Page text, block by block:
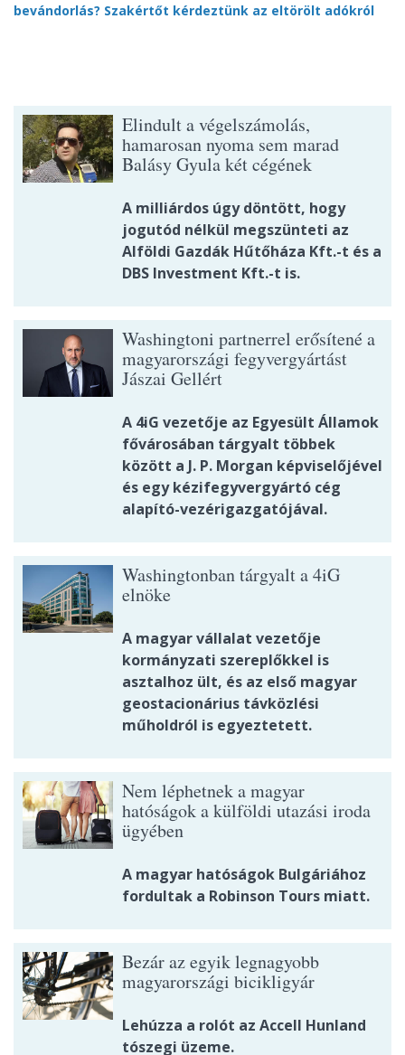
bevándorlás? Szakértőt kérdeztünk az eltörölt adókról
Elindult a végelszámolás,
hamarosan nyoma sem marad
Balásy Gyula két cégének
A milliárdos úgy döntött, hogy
jogutód nélkül megszünteti az
Alföldi Gazdák Hűtőháza Kft.-t és a
DBS Investment Kft.-t is.
Washingtoni partnerrel erősítené a
magyarországi fegyvergyártást
Jászai Gellért
A 4iG vezetője az Egyesült Államok
fővárosában tárgyalt többek
között a J. P. Morgan képviselőjével
és egy kézifegyvergyártó cég
alapító-vezérigazgatójával.
Washingtonban tárgyalt a 4iG
elnöke
A magyar vállalat vezetője
kormányzati szereplőkkel is
asztalhoz ült, és az első magyar
geostacionárius távközlési
műholdról is egyeztetett.
Nem léphetnek a magyar
hatóságok a külföldi utazási iroda
ügyében
A magyar hatóságok Bulgáriához
fordultak a Robinson Tours miatt.
Bezár az egyik legnagyobb
magyarországi bicikligyár
Lehúzza a rolót az Accell Hunland
tószegi üzeme.